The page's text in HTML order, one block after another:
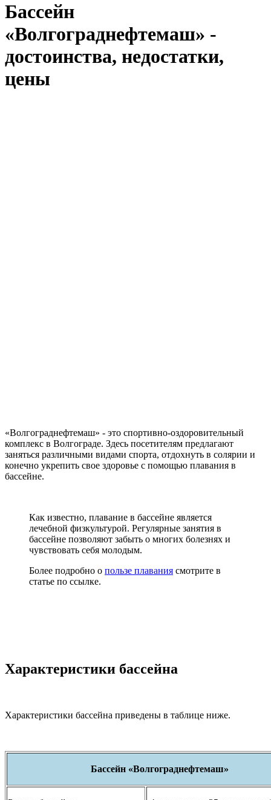
Бассейн
«Волгограднефтемаш» -
достоинства, недостатки,
цены
«Волгограднефтемаш» - это спортивно-оздоровительный
комплекс в Волгограде. Здесь посетителям предлагают
заняться различными видами спорта, отдохнуть в солярии и
конечно укрепить свое здоровье с помощью плавания в
бассейне.
Как известно, плавание в бассейне является
лечебной физкультурой. Регулярные занятия в
бассейне позволяют забыть о многих болезнях и
чувствовать себя молодым.
Более подробно о пользе плавания смотрите в
статье по ссылке.
Характеристики бассейна
Характеристики бассейна приведены в таблице ниже.
Бассейн «Волгограднефтемаш»